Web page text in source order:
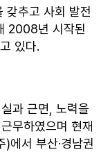
갖추고 사회 발전
2008년 시작된
있다.
과 근면, 노력을
무하였으며 현재
에서 부산·경남권